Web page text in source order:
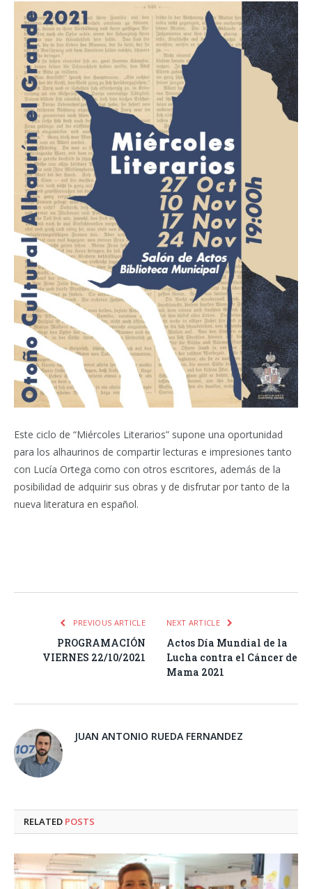
Este ciclo de “Miércoles Literarios” supone una oportunidad
para los alhaurinos de compartir lecturas e impresiones tanto
con Lucía Ortega como con otros escritores, además de la
posibilidad de adquirir sus obras y de disfrutar por tanto de la
nueva literatura en español.
PREVIOUS ARTICLE
PROGRAMACIÓN
VIERNES 22/10/2021
NEXT ARTICLE
Actos Día Mundial de la
Lucha contra el Cáncer de
Mama 2021
JUAN ANTONIO RUEDA FERNANDEZ
RELATED POSTS